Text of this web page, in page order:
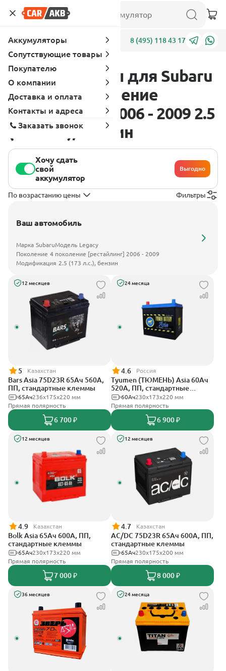
Адреса 8 (495) 118 43 17
Аккумуляторы для Subaru
Legacy 4 поколение
[рестайлинг] 2006 - 2009 2.5
(173 л.с.), бензин
Хочу сдать
свой
аккумулятор
Выгодно
По возрастанию цены Фильтры
Ваш автомобиль
Марка SubaruМодель Legacy
Поколение 4 поколение [рестайлинг] 2006 - 2009
Модификация 2.5 (173 л.с.), бензин
12 месяцев
5 Казахстан
Bars Asia 75D23R 65Ач 560А,
ПП, стандартные клеммы
236х175х220 мм
65Ач
Прямая полярность
6 700 ₽
24 месяца
4.6 Россия
Tyumen (ТЮМЕНЬ) Asia 60Ач
520А, ПП, стандартные
клеммы230х173х220 мм
60Ач
Прямая полярность
6 900 ₽
12 месяцев
4.9 Казахстан
Bolk Asia 65Ач 600А, ПП,
стандартные клеммы
230x173x220 мм
65Ач
Прямая полярность
7 000 ₽
12 месяцев
4.7 Казахстан
AC/DC 75D23R 65Ач 600А, ПП,
стандартные клеммы
230x175x200 мм
65Ач
Прямая полярность
8 000 ₽
36 месяцев 24 месяца
Аккумуляторы
Сопутствующие товары
Покупателю
О компании
Доставка и оплата
Контакты и адреса
Заказать звонок